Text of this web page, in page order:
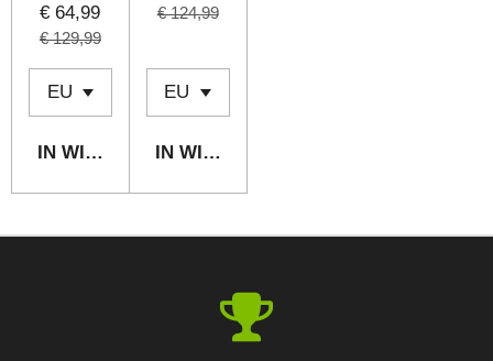
€ 64,99
€ 129,99
IN WINKELWAGEN
€ 124,99
IN WINKELWAGEN